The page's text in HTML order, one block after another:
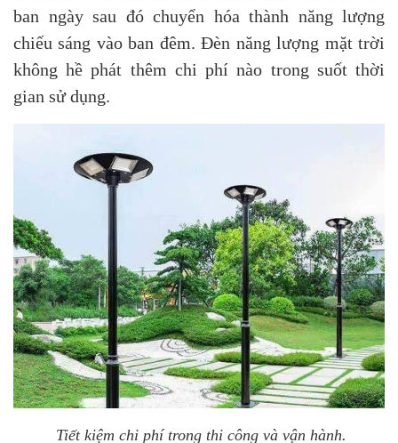
ban ngày sau đó chuyển hóa thành năng lượng
chiếu sáng vào ban đêm. Đèn năng lượng mặt trời
không hề phát thêm chi phí nào trong suốt thời
gian sử dụng.
Tiết kiệm chi phí trong thi công và vận hành.